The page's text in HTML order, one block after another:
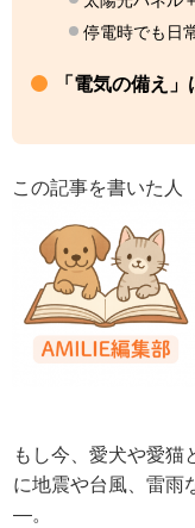
停電時でも日
「電気の備え
この記事を書いた人
もし今、愛犬や愛猫
に地震や台風、雷雨
―。